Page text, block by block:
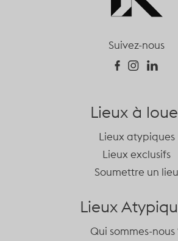
Suivez-nous
Lieux à
Lieux atypiques
Lieux exclusifs
Soumettre un lieu
Lieux
Qui sommes-nous